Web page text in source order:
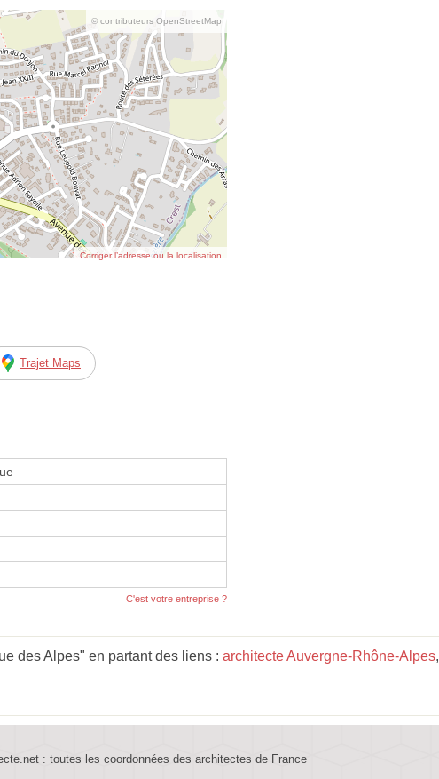
© contributeurs OpenStreetMap
Corriger l’adresse ou la localisation
Trajet Maps
C'est votre entreprise ?
des Alpes" en partant des liens : architecte Auvergne-Rhône-Alpes,
: toutes les coordonnées des architectes de France